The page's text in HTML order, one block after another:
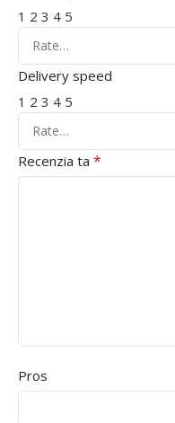
1 2 3 4 5
Delivery speed
1 2 3 4 5
Recenzia ta *
Pros